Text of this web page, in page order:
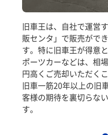
旧車王は、自社で運営
販センタ」で販売がで
す。特に旧車王が得意
ポーツカーなどは、相
円高くご売却いただく
旧車一筋20年以上の旧
客様の期待を裏切らな
す。